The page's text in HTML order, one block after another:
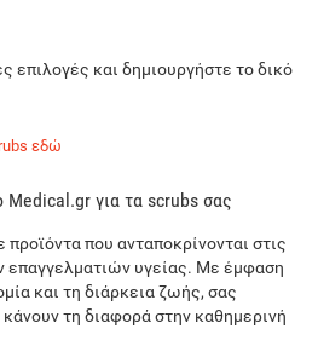
επιλογές και δημιουργήστε το δικό
εδώ
Medical.gr για τα scrubs σας
που ανταποκρίνονται στις
επαγγελματιών υγείας. Με έμφαση
και τη διάρκεια ζωής, σας
τη διαφορά στην καθημερινή